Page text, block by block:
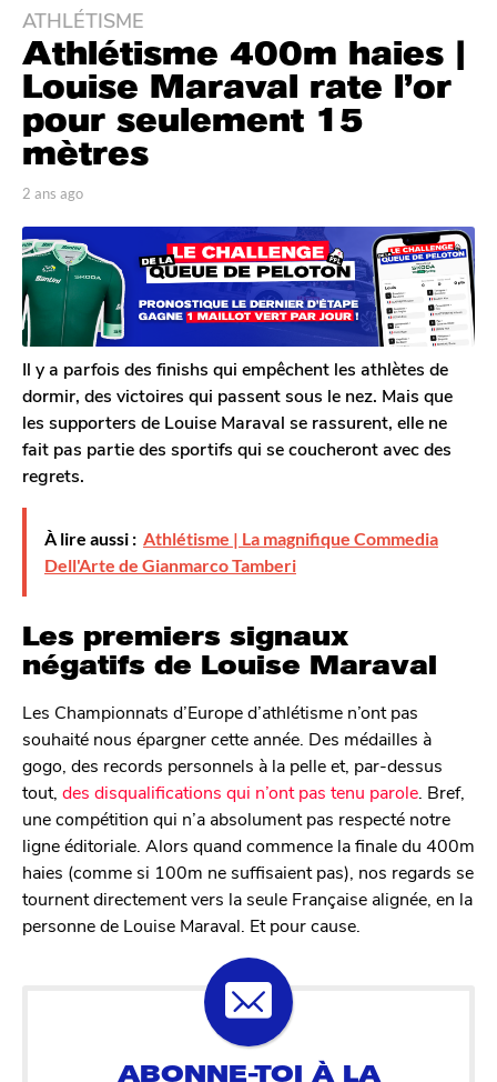
2
a
n
s
a
g
a
n
s
a
g
o
ATHLÉTISME
Athlétisme 400m haies |
Louise Maraval rate l’or
pour seulement 15
mètres
p
r
T
o
m
G
a
l
e
r
o
n
2 ans ago
s
a
Il y a parfois des finishs qui empêchent les athlètes de
dormir, des victoires qui passent sous le nez. Mais que
les supporters de Louise Maraval se rassurent, elle ne
fait pas partie des sportifs qui se coucheront avec des
regrets.
À lire aussi : Athlétisme | La magnifique Commedia
Dell'Arte de Gianmarco Tamberi
Les premiers signaux
négatifs de Louise Maraval
Les Championnats d’Europe d’athlétisme n’ont pas
souhaité nous épargner cette année. Des médailles à
gogo, des records personnels à la pelle et, par-dessus
tout, des disqualifications qui n’ont pas tenu parole. Bref,
une compétition qui n’a absolument pas respecté notre
ligne éditoriale. Alors quand commence la finale du 400m
haies (comme si 100m ne suffisaient pas), nos regards se
tournent directement vers la seule Française alignée, en la
personne de Louise Maraval. Et pour cause.